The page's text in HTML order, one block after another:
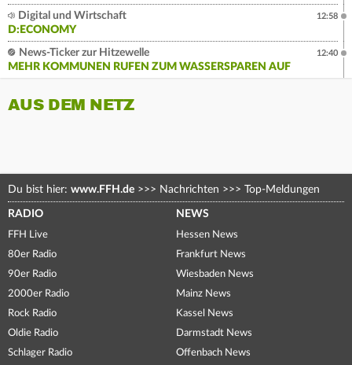
Digital und Wirtschaft
D:ECONOMY
12:58
News-Ticker zur Hitzewelle
MEHR KOMMUNEN RUFEN ZUM WASSERSPAREN AUF
12:40
AUS DEM NETZ
Du bist hier: www.FFH.de >>> Nachrichten >>> Top-Meldungen
RADIO
FFH Live
80er Radio
90er Radio
2000er Radio
Rock Radio
Oldie Radio
Schlager Radio
NEWS
Hessen News
Frankfurt News
Wiesbaden News
Mainz News
Kassel News
Darmstadt News
Offenbach News